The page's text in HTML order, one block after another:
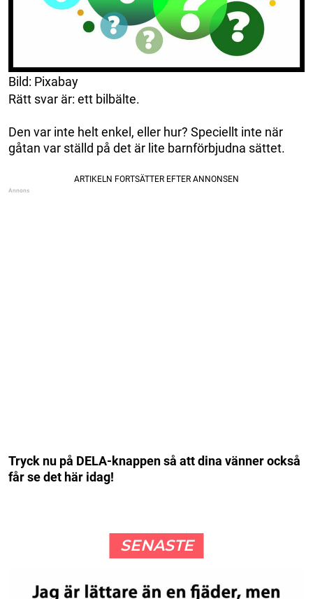
Bild: Pixabay
Rätt svar är: ett bilbälte.
Den var inte helt enkel, eller hur? Speciellt inte när
gåtan var ställd på det är lite barnförbjudna sättet.
Tryck nu på DELA-knappen så att dina vänner också
får se det här idag!
SENASTE